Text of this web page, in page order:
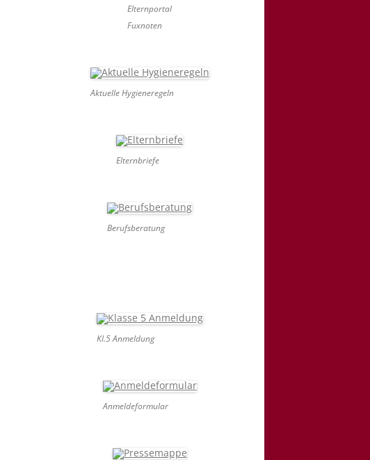
Elternportal
Fuxnoten
Aktuelle Hygieneregeln
Elternbriefe
Berufsberatung
Kl.5 Anmeldung
Anmeldeformular